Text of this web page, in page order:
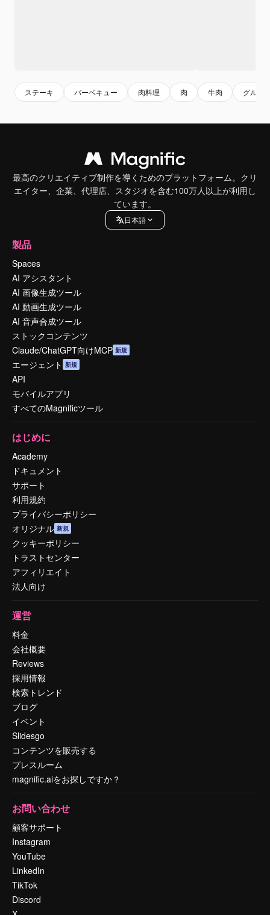
ステーキ バーベキュー 肉料理 肉 牛肉 グルメ
最高のクリエイティブ制作を導くためのプラットフォーム。クリ
エイター、企業、代理店、スタジオを含む100万人以上が利用し
ています。
日本語
製品
Spaces
AI アシスタント
AI 画像生成ツール
AI 動画生成ツール
AI 音声合成ツール
ストックコンテンツ
Claude/ChatGPT向けMCP 新規
エージェント 新規
API
モバイルアプリ
すべてのMagnificツール
はじめに
Academy
ドキュメント
サポート
利用規約
プライバシーポリシー
オリジナル 新規
クッキーポリシー
トラストセンター
アフィリエイト
法人向け
運営
料金
会社概要
Reviews
採用情報
検索トレンド
ブログ
イベント
Slidesgo
コンテンツを販売する
プレスルーム
magnific.aiをお探しですか？
お問い合わせ
顧客サポート
Instagram
YouTube
LinkedIn
TikTok
Discord